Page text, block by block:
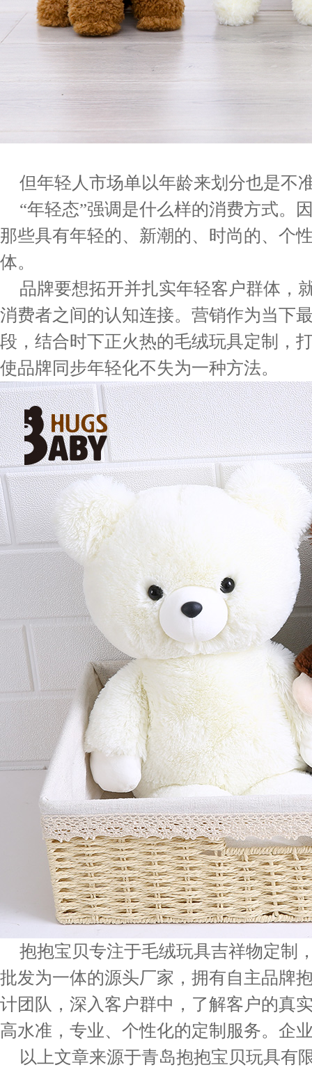
但年轻人市场单以年龄来划分也是不
“年轻态”强调是什么样的消费方式。
那些具有年轻的、新潮的、时尚的、个
体。
品牌要想拓开并扎实年轻客户群体，
消费者之间的认知连接。营销作为当下
段，结合时下正火热的毛绒玩具定制，
使品牌同步年轻化不失为一种方法。
抱抱宝贝专注于毛绒玩具吉祥物定制
批发为一体的源头厂家，拥有自主品牌
计团队，深入客户群中，了解客户的真
高水准，专业、个性化的定制服务。企
以上文章来源于青岛抱抱宝贝玩具有